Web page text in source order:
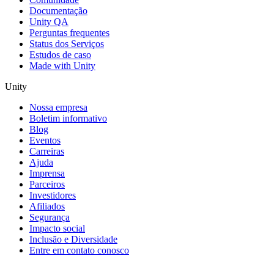
Documentação
Unity QA
Perguntas frequentes
Status dos Serviços
Estudos de caso
Made with Unity
Unity
Nossa empresa
Boletim informativo
Blog
Eventos
Carreiras
Ajuda
Imprensa
Parceiros
Investidores
Afiliados
Segurança
Impacto social
Inclusão e Diversidade
Entre em contato conosco